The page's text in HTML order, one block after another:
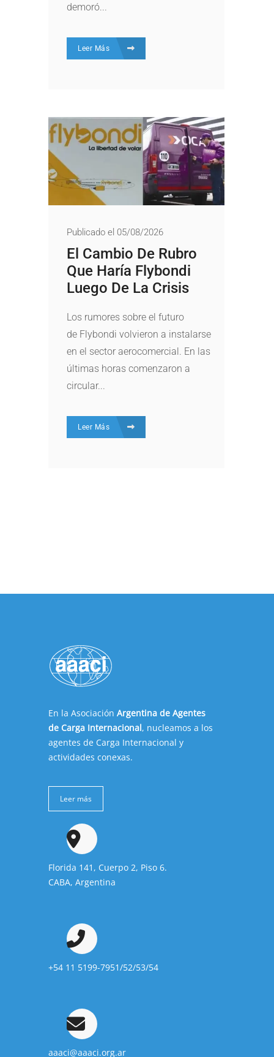
demoró...
Leer Más
Publicado el 05/08/2026
El Cambio De Rubro
Que Haría Flybondi
Luego De La Crisis
Los rumores sobre el futuro
de Flybondi volvieron a instalarse
en el sector aerocomercial. En las
últimas horas comenzaron a
circular...
Leer Más
En la Asociación Argentina de Agentes
de Carga Internacional, nucleamos a los
agentes de Carga Internacional y
actividades conexas.
Leer más
Florida 141, Cuerpo 2, Piso 6.
CABA, Argentina
+54 11 5199-7951/52/53/54
aaaci@aaaci.org.ar